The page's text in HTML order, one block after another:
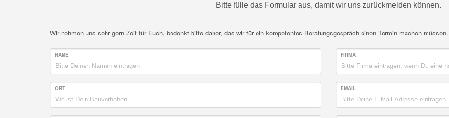
Bitte fülle das Formular aus, damit wir uns zurückmelden können.
Wir nehmen uns sehr gern Zeit für Euch, bedenkt bitte daher, das wir für ein kompetentes Beratungsgespräch einen Termin machen
NAME FIRMA
ORT EMAIL